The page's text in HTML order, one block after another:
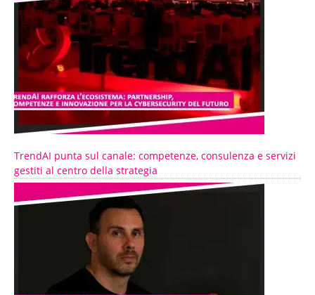
TrendAI punta sul canale: competenze, consulenza e servizi
gestiti al centro della strategia